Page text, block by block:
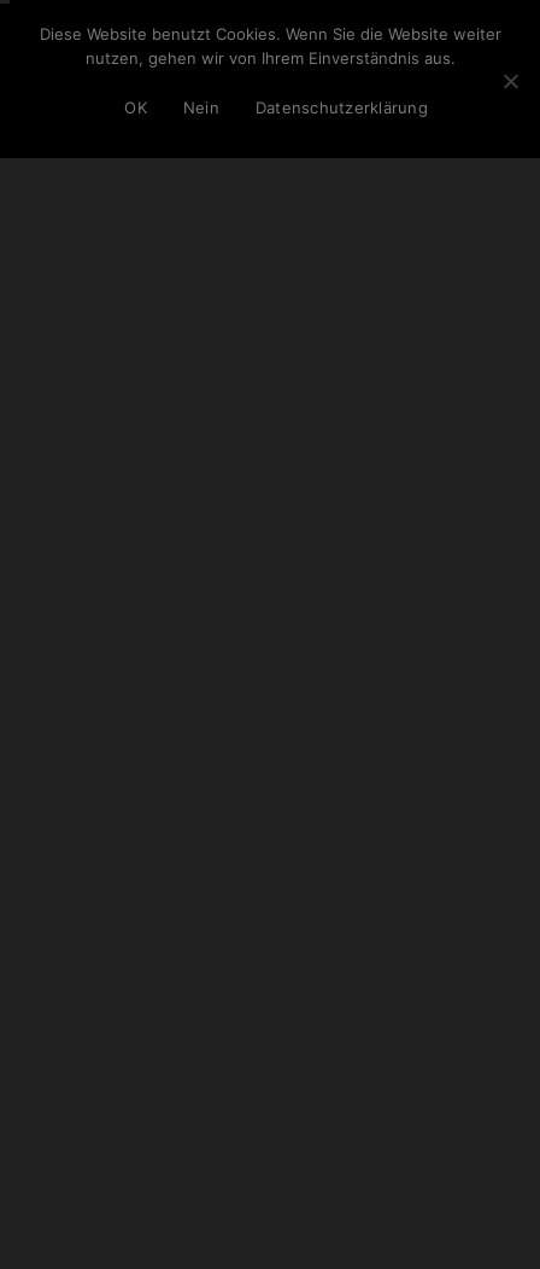
Diese Website benutzt Cookies. Wenn Sie die Website weiter
nutzen, gehen wir von Ihrem Einverständnis aus.
OK Nein Datenschutzerklärung